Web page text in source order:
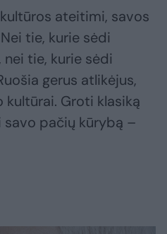
ateitimi, savos
tie, kurie sėdi
tie, kurie sėdi
gerus atlikėjus,
kultūrai. Groti klasiką
pačių kūrybą –